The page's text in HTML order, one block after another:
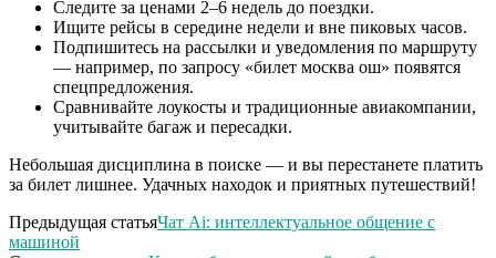
Следите за ценами 2–6 недель до поездки.
Ищите рейсы в середине недели и вне пиковых часов.
Подпишитесь на рассылки и уведомления по маршруту
— например, по запросу «билет москва ош» появятся
спецпредложения.
Сравнивайте лоукосты и традиционные авиакомпании,
учитывайте багаж и пересадки.
Небольшая дисциплина в поиске — и вы перестанете платить
за билет лишнее. Удачных находок и приятных путешествий!
Предыдущая статьяЧат Ai: интеллектуальное общение с
машиной